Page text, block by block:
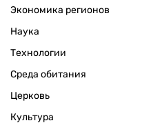
Экономика регионов
Наука
Технологии
Среда обитания
Церковь
Культура